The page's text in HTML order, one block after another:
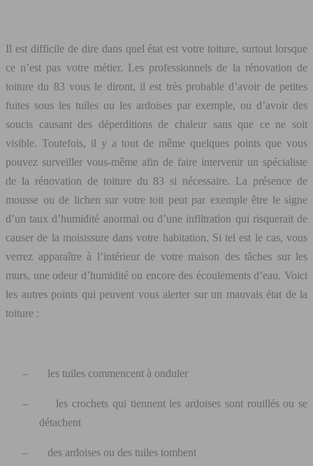
Il est difficile de dire dans quel état est votre toiture, surtout lorsque
ce n’est pas votre métier. Les professionnels de la rénovation de
toiture du 83 vous le diront, il est très probable d’avoir de petites
fuites sous les tuiles ou les ardoises par exemple, ou d’avoir des
soucis causant des déperditions de chaleur sans que ce ne soit
visible. Toutefois, il y a tout de même quelques points que vous
pouvez surveiller vous-même afin de faire intervenir un spécialiste
de la rénovation de toiture du 83 si nécessaire. La présence de
mousse ou de lichen sur votre toit peut par exemple être le signe
d’un taux d’humidité anormal ou d’une infiltration qui risquerait de
causer de la moisissure dans votre habitation. Si tel est le cas, vous
verrez apparaître à l’intérieur de votre maison des tâches sur les
murs, une odeur d’humidité ou encore des écoulements d’eau. Voici
les autres points qui peuvent vous alerter sur un mauvais état de la
toiture :
– les tuiles commencent à onduler
–
les crochets qui tiennent les ardoises sont rouillés ou se
détachent
– des ardoises ou des tuiles tombent